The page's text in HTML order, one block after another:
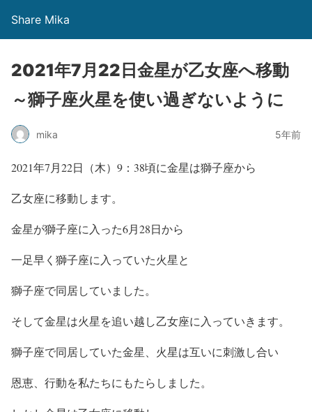
Share Mika
2021年7月22日金星が乙女座へ移動
～獅子座火星を使い過ぎないように
mika 5年前
2021年7月22日（木）9：38頃に金星は獅子座から
乙女座に移動します。
金星が獅子座に入った6月28日から
一足早く獅子座に入っていた火星と
獅子座で同居していました。
そして金星は火星を追い越し乙女座に入っていきます。
獅子座で同居していた金星、火星は互いに刺激し合い
恩恵、行動を私たちにもたらしました。